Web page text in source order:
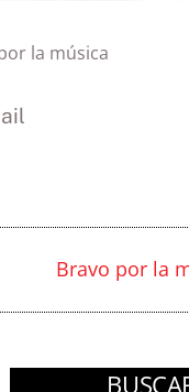
la música
Bravo por la